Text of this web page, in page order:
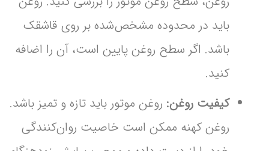
باید در محدوده مشخص‌شده بر روی قاشقک
باشد. اگر سطح روغن پایین است، آن را اضافه
کنید.
کیفیت روغن: روغن موتور باید تازه و تمیز باشد.
روغن کهنه ممکن است خاصیت روان‌کنندگی